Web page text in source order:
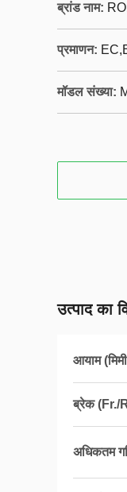
ब्रांड नाम:
प्रमाणन:
मॉडल संख्या:
उत्पाद का
आयाम
ब्रेक (Fr./
अधिकतम